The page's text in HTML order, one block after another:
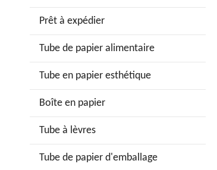
Prêt à expédier
Tube de papier alimentaire
Tube en papier esthétique
Boîte en papier
Tube à lèvres
Tube de papier d'emballage